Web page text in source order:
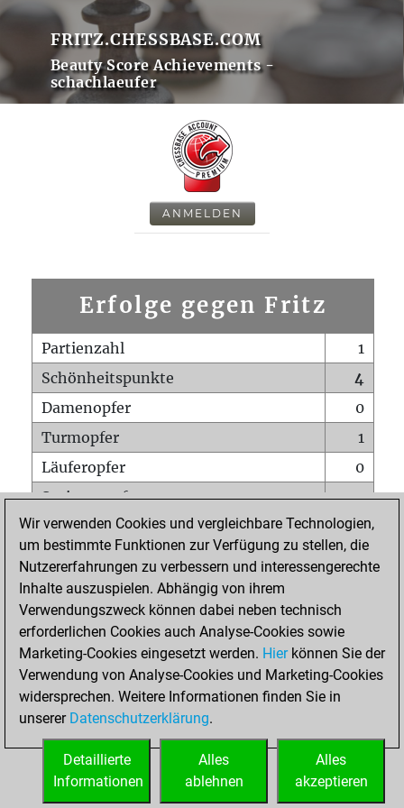
FRITZ.CHESSBASE.COM
Beauty Score Achievements -
schachlaeufer
ANMELDEN
Erfolge gegen Fritz
Partienzahl
1
Schönheitspunkte
4
Damenopfer
0
Turmopfer
1
Läuferopfer
0
Springeropfer
0
Bauernopfer
0
Matt auf vollem Brett
0
Bauer setzt Matt
Erstickte Matts
Unterverwandlungen
0
Türme auf der siebten
0
STARTSEITE
Wir verwenden Cookies und vergleichbare Technologien,
um bestimmte Funktionen zur Verfügung zu stellen, die
Nutzererfahrungen zu verbessern und interessengerechte
Inhalte auszuspielen. Abhängig von ihrem
Verwendungszweck können dabei neben technisch
erforderlichen Cookies auch Analyse-Cookies sowie
Marketing-Cookies eingesetzt werden. Hierkönnen Sie der
Verwendung von Analyse-Cookies und Marketing-Cookies
widersprechen. Weitere Informationen finden Sie in
unserer Datenschutzerklärung.
Alles
akzeptieren
Alles
ablehnen
Detaillierte
Informationen